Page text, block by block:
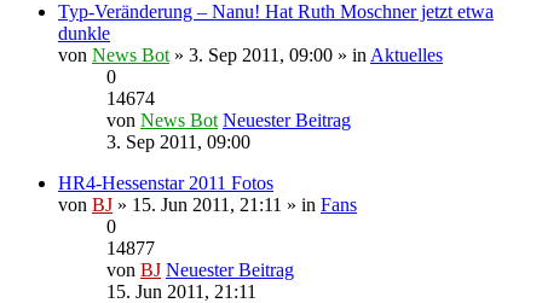
Typ-Veränderung – Nanu! Hat Ruth Moschner jetzt etwa
dunkle
von News Bot » 3. Sep 2011, 09:00 » in Aktuelles
0
14674
von News Bot Neuester Beitrag
3. Sep 2011, 09:00
HR4-Hessenstar 2011 Fotos
von BJ » 15. Jun 2011, 21:11 » in Fans
0
14877
von BJ Neuester Beitrag
15. Jun 2011, 21:11